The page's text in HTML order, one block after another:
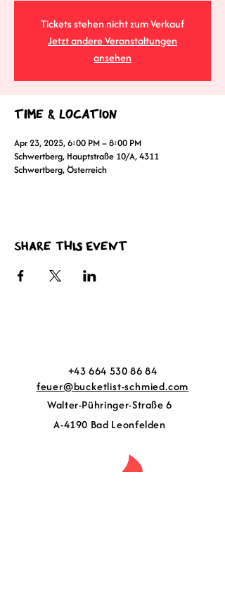
Tickets stehen nicht zum Verkauf
Jetzt andere Veranstaltungen
ansehen
Time & Location
Apr 23, 2025, 6:00 PM – 8:00 PM
Schwertberg, Hauptstraße 10/A, 4311
Schwertberg, Österreich
Share this event
+43 664 530 86 84
feuer@bucketlist-schmied.com
Walter-Pühringer-Straße 6
A-4190 Bad Leonfelden